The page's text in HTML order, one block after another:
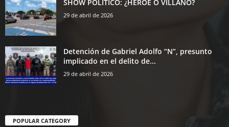
SHOW POLÍTICO: ¿HÉROE O VILLANO?
29 de abril de 2026
Detención de Gabriel Adolfo “N”, presunto
implicado en el delito de...
29 de abril de 2026
POPULAR CATEGORY